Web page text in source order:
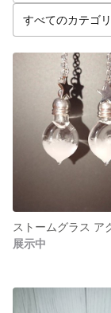
展示中